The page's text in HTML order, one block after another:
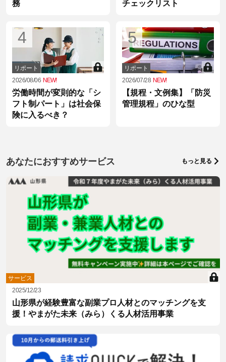
務
チェックリスト
4
リポート
2026/08/06 NEW!
労働時間が変則的な「シ
フト制パート」は社会保
険に入るべき？
5
リポート
2026/07/28 NEW!
【規程・文例集】「防災
管理規程」のひな型
あなたにおすすめサービス もっと見る
サービス
2025/12/23
山形県が経験豊富な副業プロ人材とのマッチングを支
援！やまがた未来（みら）くる人材活用事業